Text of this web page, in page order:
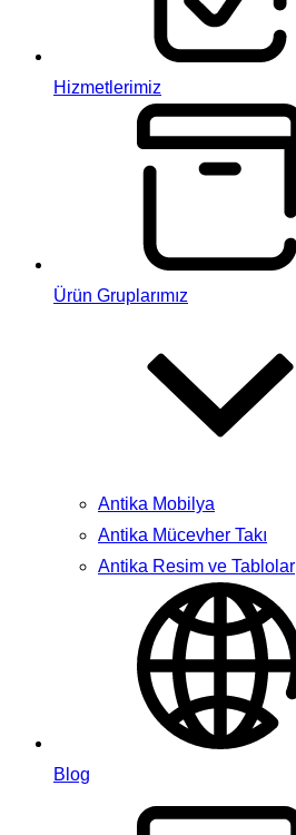
Hizmetlerimiz
Ürün Gruplarımız
Antika Mobilya
Antika Mücevher Takı
Antika Resim ve Tablolar
Blog